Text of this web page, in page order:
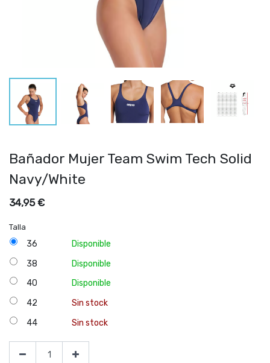
Bañador Mujer Team Swim Tech Solid
Navy/White
34,95€
Talla
36
Disponible
38
Disponible
40
Disponible
42
Sin stock
44
Sin stock